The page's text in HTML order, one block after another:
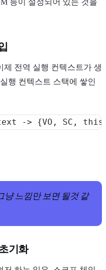
등이 설정되어 있는 것을
전역 실행 컨텍스트가 생
행 컨텍스트 스택에 쌓인
냥 느낌만 보면 될것 같
기화